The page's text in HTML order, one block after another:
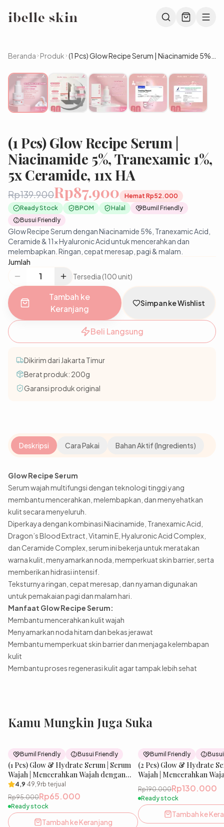
Beranda Produk (1 Pcs) Glow Recipe Serum | Niacinamide 5%,
(1 Pcs) Glow Recipe Serum |
Niacinamide 5%, Tranexamic 1%,
5x Ceramide, 11x HA
Rp139.900Rp87.900 Hemat Rp52.000
Ready Stock
BPOM Halal
Bumil Friendly
Busui Friendly
Glow Recipe Serum dengan Niacinamide 5%, Tranexamic Acid,
Ceramide & 11x Hyaluronic Acid untuk mencerahkan dan
melembapkan. Ringan, cepat meresap, pagi & malam.
Jumlah
Tersedia (100 unit)
Tambah ke
Keranjang
Simpan ke Wishlist
Beli Langsung
Dikirim dari Jakarta Timur
Berat produk: 200g
Garansi produk original
Deskripsi Cara Pakai Bahan Aktif (Ingredients)
Glow Recipe Serum
Serum wajah multifungsi dengan teknologi tinggi yang
membantu mencerahkan, melembapkan, dan menyehatkan
kulit secara menyeluruh.
Diperkaya dengan kombinasi Niacinamide, Tranexamic Acid,
Dragon’s Blood Extract, Vitamin E, Hyaluronic Acid Complex,
dan Ceramide Complex, serum ini bekerja untuk meratakan
warna kulit, menyamarkan noda, memperkuat skin barrier, serta
memberikan hidrasi intensif.
Teksturnya ringan, cepat meresap, dan nyaman digunakan
untuk pemakaian pagi dan malam hari.
Manfaat Glow Recipe Serum:
Membantu mencerahkan kulit wajah
Menyamarkan noda hitam dan bekas jerawat
Membantu memperkuat skin barrier dan menjaga kelembapan
kulit
Membantu proses regenerasi kulit agar tampak lebih sehat
Kamu Mungkin Juga Suka
32% OFF
Bumil Friendly Busui Friendly
(1 Pcs) Glow & Hydrate Serum | Serum
Wajah | Mencerahkan Wajah dengan
Niacinamide & Menjaga Skin Barrier
dengan Ceramide
4,9·49,9rb terjual
Rp95.000Rp65.000
Ready stock
Tambah ke Keranjang
Bumil Friendly
(2 Pcs) Glow & Hydrate
Wajah | Mencerahkan
Niacinamide & Menjaga
dengan Ceramide
Rp190.000Rp130.000
Ready stock
Tambah ke